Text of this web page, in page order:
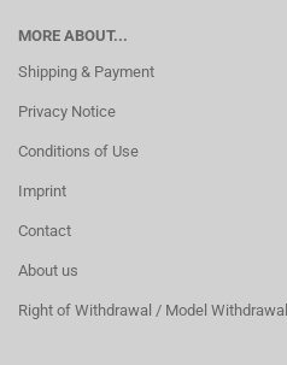
MORE ABOUT...
Shipping & Payment
Privacy Notice
Conditions of Use
Imprint
Contact
About us
Right of Withdrawal / Model